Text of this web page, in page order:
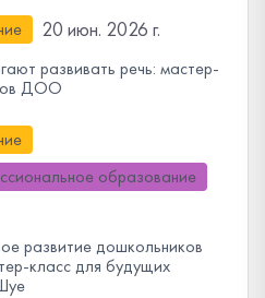
20 июн. 2026 г.
развивать речь: мастер-
ДОО
образование
развитие дошкольников
класс для будущих